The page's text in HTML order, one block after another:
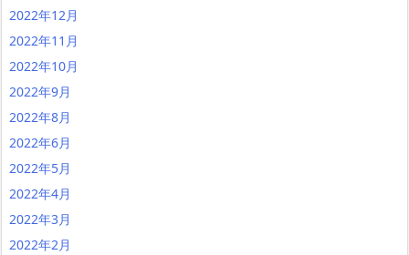
2022年12月
2022年11月
2022年10月
2022年9月
2022年8月
2022年6月
2022年5月
2022年4月
2022年3月
2022年2月